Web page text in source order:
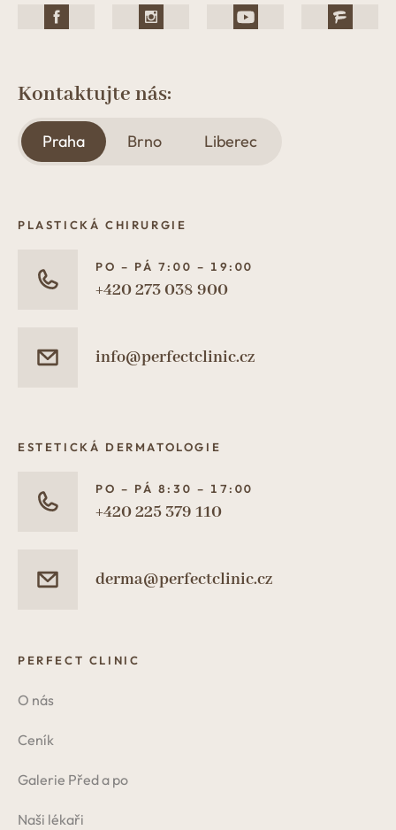
Kontaktujte nás:
Praha Brno Liberec
PLASTICKÁ CHIRURGIE
PO – PÁ 7:00 – 19:00
+420 273 038 900
info@perfectclinic.cz
ESTETICKÁ DERMATOLOGIE
PO – PÁ 8:30 – 17:00
+420 225 379 110
derma@perfectclinic.cz
PERFECT CLINIC
O nás
Ceník
Galerie Před a po
Naši lékaři